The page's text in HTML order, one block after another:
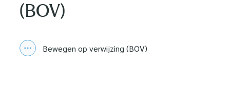
(BOV)
Toon alle broodkruimel items
Bewegen op verwijzing (BOV)